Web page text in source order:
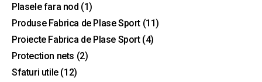
Plasele fara nod (1)
Produse Fabrica de Plase Sport (11)
Proiecte Fabrica de Plase Sport(4)
Protection nets (2)
Sfaturi utile(12)